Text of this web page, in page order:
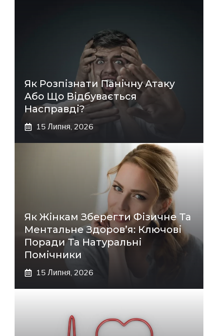
Як Розпізнати Панічну Атаку
Або Що Відбувається
Насправді?
15 Липня, 2026
Як Жінкам Зберегти Фізичне Та
Ментальне Здоров’я: Ключові
Поради Та Натуральні
Помічники
15 Липня, 2026